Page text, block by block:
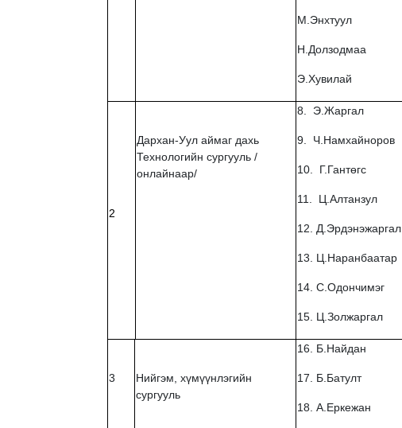
М.Энхтуул
Н.Долзодмаа
Э.Хувилай
2
Дархан-Уул аймаг дахь
Технологийн сургууль /
онлайнаар/
8. Э.Жаргал
9. Ч.Намхайноров
10. Г.Гантөгс
11. Ц.Алтанзул
12. Д.Эрдэнэжаргал
13. Ц.Наранбаатар
14. С.Одончимэг
15. Ц.Золжаргал
3
Нийгэм, хүмүүнлэгийн
сургууль
16. Б.Найдан
17. Б.Батулт
18. А.Еркежан